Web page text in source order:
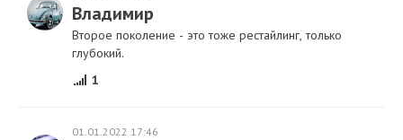
Владимир
Второе поколение - это тоже рестайлинг, только
глубокий.
1
01.01.2022 17:46